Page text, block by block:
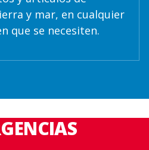
y mar, en cualquier
que se necesiten.